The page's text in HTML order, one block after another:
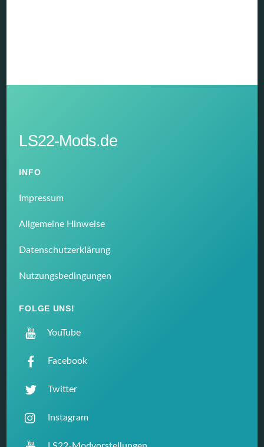
LS22-Mods.de
INFO
Impressum
Allgemeine Hinweise
Datenschutzerklärung
Nutzungsbedingungen
FOLGE UNS!
YouTube
Facebook
Twitter
Instagram